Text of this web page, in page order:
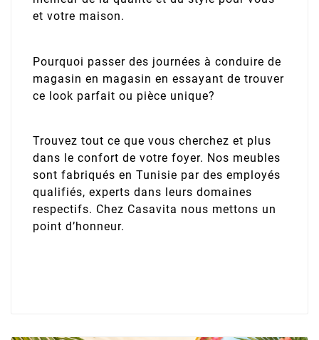
et votre maison.
Pourquoi passer des journées à conduire de
magasin en magasin en essayant de trouver
ce look parfait ou pièce unique?
Trouvez tout ce que vous cherchez et plus
dans le confort de votre foyer. Nos meubles
sont fabriqués en Tunisie par des employés
qualifiés, experts dans leurs domaines
respectifs. Chez Casavita nous mettons un
point d’honneur.